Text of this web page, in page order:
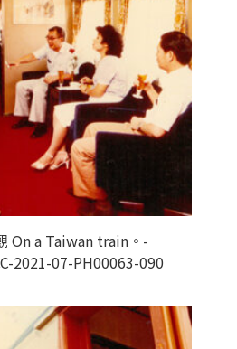
On a Taiwan train。-
2021-07-PH00063-090